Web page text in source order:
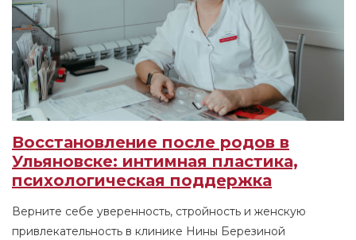
Восстановление после родов в
Ульяновске: интимная пластика,
психологическая поддержка
Верните себе уверенность, стройность и женскую
привлекательность в клинике Нины Березиной